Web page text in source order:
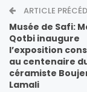
ARTICLE
Musée de Safi:
Qotbi inaugure
l’exposition
au centenaire
céramiste
Lamali